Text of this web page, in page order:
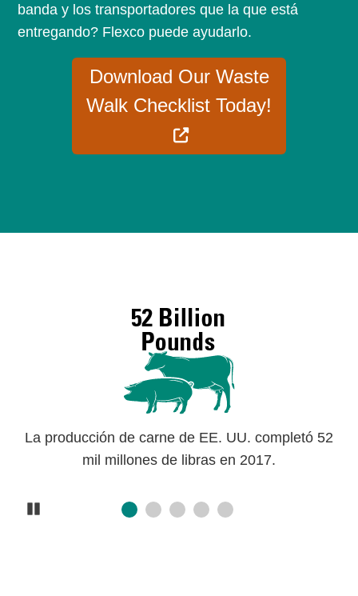
banda y los transportadores que la que está
entregando? Flexco puede ayudarlo.
Download Our Waste
Walk Checklist Today!
La producción de carne de EE. UU. completó 52
mil millones de libras en 2017.